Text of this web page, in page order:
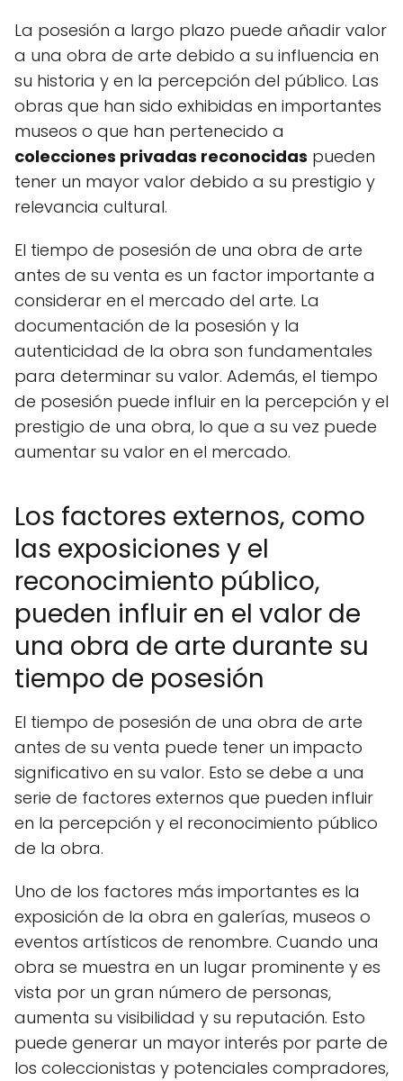
La posesión a largo plazo puede añadir valor
a una obra de arte debido a su influencia en
su historia y en la percepción del público. Las
obras que han sido exhibidas en importantes
museos o que han pertenecido a
colecciones privadas reconocidas pueden
tener un mayor valor debido a su prestigio y
relevancia cultural.
El tiempo de posesión de una obra de arte
antes de su venta es un factor importante a
considerar en el mercado del arte. La
documentación de la posesión y la
autenticidad de la obra son fundamentales
para determinar su valor. Además, el tiempo
de posesión puede influir en la percepción y el
prestigio de una obra, lo que a su vez puede
aumentar su valor en el mercado.
Los factores externos, como
las exposiciones y el
reconocimiento público,
pueden influir en el valor de
una obra de arte durante su
tiempo de posesión
El tiempo de posesión de una obra de arte
antes de su venta puede tener un impacto
significativo en su valor. Esto se debe a una
serie de factores externos que pueden influir
en la percepción y el reconocimiento público
de la obra.
Uno de los factores más importantes es la
exposición de la obra en galerías, museos o
eventos artísticos de renombre. Cuando una
obra se muestra en un lugar prominente y es
vista por un gran número de personas,
aumenta su visibilidad y su reputación. Esto
puede generar un mayor interés por parte de
los coleccionistas y potenciales compradores,